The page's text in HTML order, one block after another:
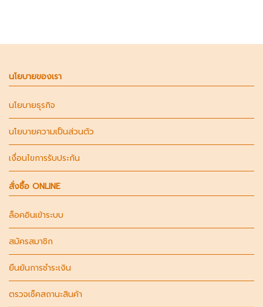
นโยบายของเรา
นโยบายธุรกิจ
นโยบายความเป็นส่วนตัว
เงื่อนไขการรับประกัน
สั่งซื้อ ONLINE
ล็อคอินเข้าระบบ
สมัครสมาชิก
ยืนยันการชำระเงิน
ตรวจเช็คสถานะสินค้า